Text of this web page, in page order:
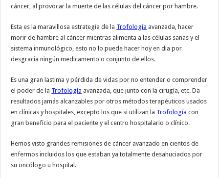
cáncer, al provocar la muerte de las células del cáncer por hambre.
Esta es la maravillosa estrategia de la Trofología avanzada, hacer
morir de hambre al cáncer mientras alimenta a las células sanas y el
sistema inmunológico, esto no lo puede hacer hoy en dia por
desgracia ningún medicamento o conjunto de ellos.
Es una gran lastima y pérdida de vidas por no entender o comprender
el poder de la Trofología avanzada, que junto con la cirugía, etc. Da
resultados jamás alcanzables por otros métodos terapéuticos usados
en clínicas y hospitales, excepto los que si utilizan la Trofología con
gran beneficio para el paciente y el centro hospitalario o clínico.
Hemos visto grandes remisiones de cáncer avanzado en cientos de
enfermos incluidos los que estaban ya totalmente desahuciados por
su oncólogo u hospital.